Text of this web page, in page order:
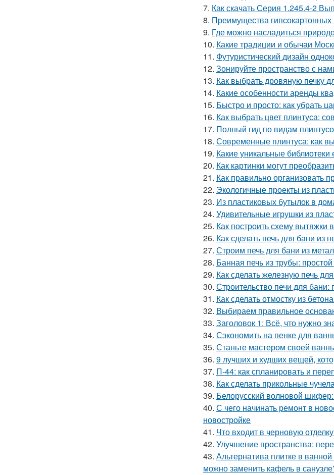
7. Как скачать Серия 1.245.4-2
8. Преимущества
9. Где можно насладиться
10. Какие традиции и обычаи
11. Футуристический дизайн
12. Зонируйте пространство с
13. Как выбрать дровяную печку
14. Какие особенности аренды
15. Быстро и просто: как убрать
16. Как выбрать цвет плинтуса:
17. Полный гид по видам
18. Современные плинтуса: как
19. Какие уникальные библиотеки
20. Как картинки могут
21. Как правильно организовать
22. Экологичные проекты из
23. Из пластиковых бутылок в
24. Удивительные игрушки из
25. Как построить схему вытяжки
26. Как сделать печь для бани
27. Строим печь для бани из
28. Банная печь из трубы:
29. Как сделать железную печь
30. Строительство печи для
31. Как сделать отмостку из
32. Выбираем правильное
33. Заголовок 1: Всё, что нужно
34. Сэкономить на пенке для
35. Станьте мастером своей
36. 9 лучших и худших вещей,
37. П-44: как спланировать и
38. Как сделать прикольные
39. Белорусский волновой шифер:
40. С чего начинать ремонт в
новостройке
41. Что входит в черновую
42. Улучшение пространства:
43. Альтернатива плитке в
можно заменить кафель в